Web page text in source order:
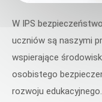
W IPS
uczniów są naszymi
wspierające
osobistego
rozwoju